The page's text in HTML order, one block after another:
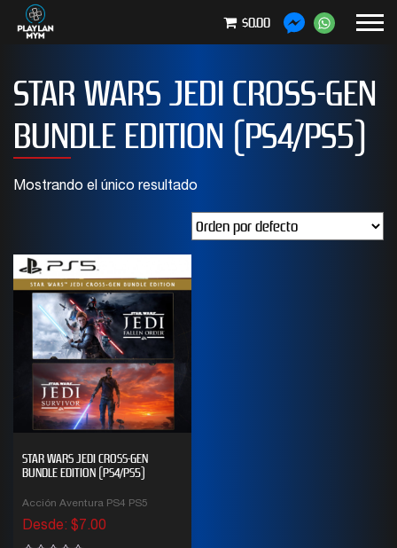
$0.00
STAR WARS JEDI CROSS-GEN
BUNDLE EDITION (PS4/PS5)
Mostrando el único resultado
STAR WARS JEDI CROSS-GEN
BUNDLE EDITION (PS4/PS5)
Acción Aventura PS4 PS5
Desde: $7.00